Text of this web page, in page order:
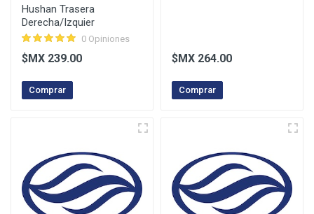
Hushan Trasera
Derecha/Izquier
0 Opiniones
$MX 239.00
Comprar
$MX 264.00
Comprar